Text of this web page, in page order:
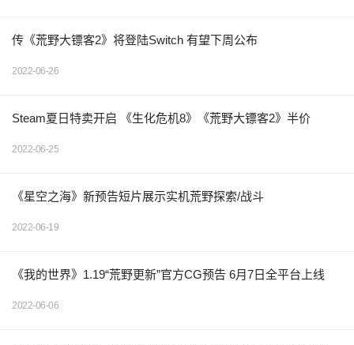
传《荒野大镖客2》将登陆Switch 有望下周公布
2022-06-26
Steam夏日特卖开启 《生化危机8》《荒野大镖客2》半价
2022-06-25
《星空之海》新预告短片展示实机荒野探索/战斗
2022-06-19
《我的世界》1.19“荒野更新”官方CG预告 6月7日全平台上线
2022-06-06